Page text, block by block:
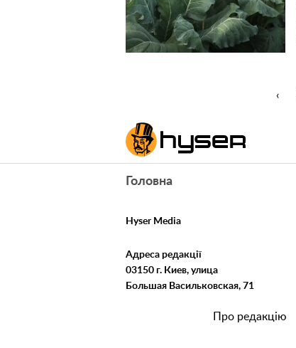
‹
Головна
Hyser Media
Адреса редакції
03150 г. Киев, улица
Большая Васильковская, 71
Про редакцію